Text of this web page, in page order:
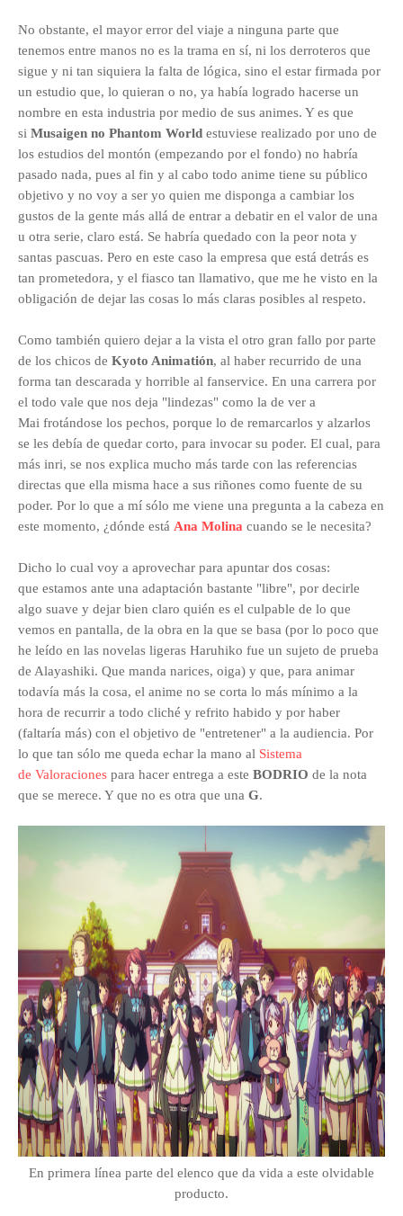
No obstante, el mayor error del viaje a ninguna parte que
tenemos entre manos no es la trama en sí, ni los derroteros que
sigue y ni tan siquiera la falta de lógica, sino el estar firmada por
un estudio que, lo quieran o no, ya había logrado hacerse un
nombre en esta industria por medio de sus animes. Y es que
si Musaigen no Phantom World estuviese realizado por uno de
los estudios del montón (empezando por el fondo) no habría
pasado nada, pues al fin y al cabo todo anime tiene su público
objetivo y no voy a ser yo quien me disponga a cambiar los
gustos de la gente más allá de entrar a debatir en el valor de una
u otra serie, claro está. Se habría quedado con la peor nota y
santas pascuas. Pero en este caso la empresa que está detrás es
tan prometedora, y el fiasco tan llamativo, que me he visto en la
obligación de dejar las cosas lo más claras posibles al respeto.
Como también quiero dejar a la vista el otro gran fallo por parte
de los chicos de Kyoto Animatión, al haber recurrido de una
forma tan descarada y horrible al fanservice. En una carrera por
el todo vale que nos deja "lindezas" como la de ver a
Mai frotándose los pechos, porque lo de remarcarlos y alzarlos
se les debía de quedar corto, para invocar su poder. El cual, para
más inri, se nos explica mucho más tarde con las referencias
directas que ella misma hace a sus riñones como fuente de su
poder. Por lo que a mí sólo me viene una pregunta a la cabeza en
este momento, ¿dónde está Ana Molina cuando se le necesita?
Dicho lo cual voy a aprovechar para apuntar dos cosas:
que estamos ante una adaptación bastante "libre", por decirle
algo suave y dejar bien claro quién es el culpable de lo que
vemos en pantalla, de la obra en la que se basa (por lo poco que
he leído en las novelas ligeras Haruhiko fue un sujeto de prueba
de Alayashiki. Que manda narices, oiga) y que, para animar
todavía más la cosa, el anime no se corta lo más mínimo a la
hora de recurrir a todo cliché y refrito habido y por haber
(faltaría más) con el objetivo de "entretener" a la audiencia. Por
lo que tan sólo me queda echar la mano al Sistema
de Valoraciones para hacer entrega a este BODRIO de la nota
que se merece. Y que no es otra que una G.
En primera línea parte del elenco que da vida a este olvidable
producto.